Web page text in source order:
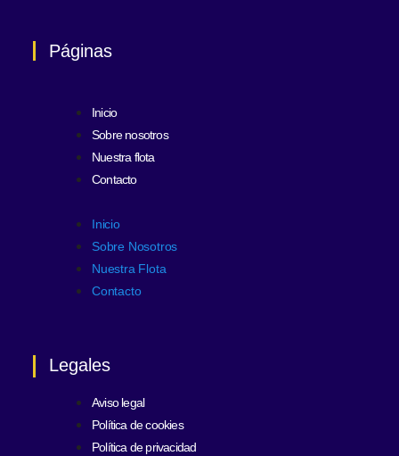
Páginas
Inicio
Sobre nosotros
Nuestra flota
Contacto
Inicio
Sobre Nosotros
Nuestra Flota
Contacto
Legales
Aviso legal
Política de cookies
Política de privacidad